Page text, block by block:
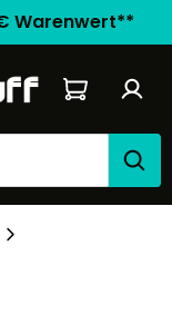
Warenwert**
Warenkorb